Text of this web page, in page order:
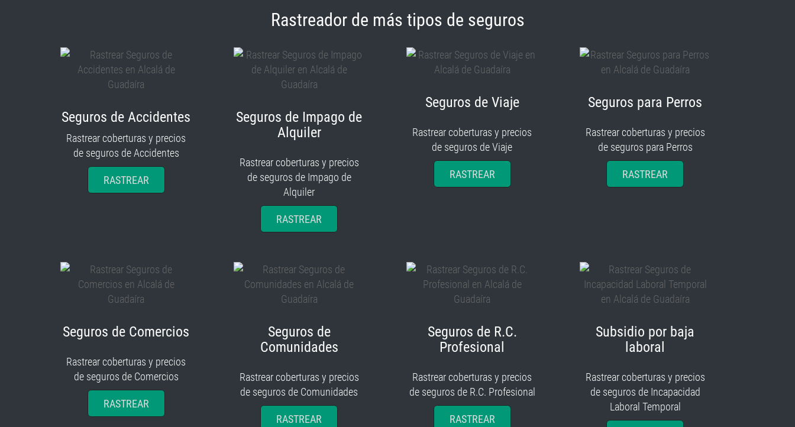
Rastreador de más tipos de seguros
Seguros de Accidentes
Rastrear coberturas y precios
de seguros de Accidentes
RASTREAR
Seguros de Impago de
Alquiler
Rastrear coberturas y precios
de seguros de Impago de
Alquiler
RASTREAR
Seguros de Viaje
Rastrear coberturas y precios
de seguros de Viaje
RASTREAR
Seguros para Perros
Rastrear coberturas y precios
de seguros para Perros
RASTREAR
Seguros de Comercios
Rastrear coberturas y precios
de seguros de Comercios
RASTREAR
Seguros de
Comunidades
Rastrear coberturas y precios
de seguros de Comunidades
RASTREAR
Seguros de R.C.
Profesional
Rastrear coberturas y precios
de seguros de R.C. Profesional
RASTREAR
Subsidio por baja
laboral
Rastrear coberturas y precios
de seguros de Incapacidad
Laboral Temporal